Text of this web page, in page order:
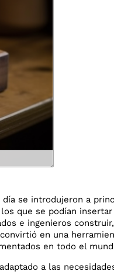
se introdujeron a
que se podían
e ingenieros
en una
en todo el
a las